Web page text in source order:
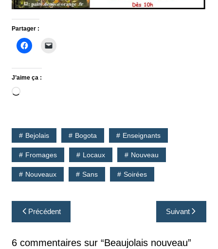
Partager :
J’aime ça :
Chargement…
Bejolais Bogota Enseignants
Fromages Locaux Nouveau
Nouveaux Sans Soirées
Navigation
de
l’article
Précédent Suivant
6 commentaires sur “Beaujolais nouveau”